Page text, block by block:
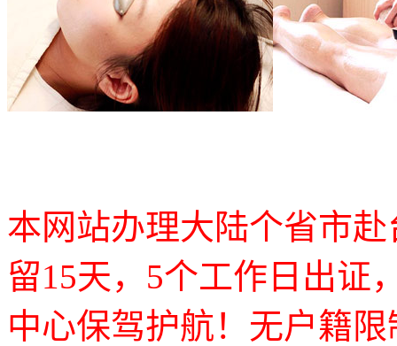
本网站办理大陆个省市赴
留15天，5个工作日出证
中心保驾护航！无户籍